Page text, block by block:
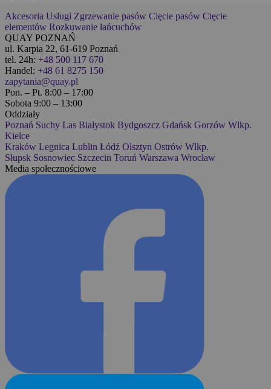
Akcesoria Usługi Zgrzewanie pasów Cięcie pasów Cięcie
elementów Rozkuwanie łańcuchów
QUAY POZNAŃ
ul. Karpia 22, 61-619 Poznań
tel. 24h: +48 500 117 670
Handel: +48 61 8275 150
zapytania@quay.pl
Pon. – Pt. 8:00 – 17:00
Sobota 9:00 – 13:00
Oddziały
Poznań Suchy Las Białystok Bydgoszcz Gdańsk Gorzów Wlkp.
Kielce
Kraków Legnica Lublin Łódź Olsztyn Ostrów Wlkp.
Słupsk Sosnowiec Szczecin Toruń Warszawa Wrocław
Media społecznościowe